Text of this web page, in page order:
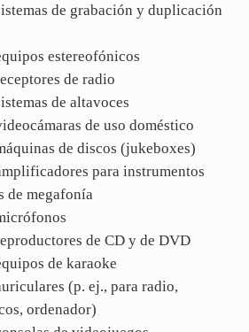
de grabación y duplicación
estereofónicos
de radio
de altavoces
de uso doméstico
de discos (jukeboxes)
para instrumentos
de megafonía
de CD y de DVD
de karaoke
(p. ej., para radio,
ordenador)